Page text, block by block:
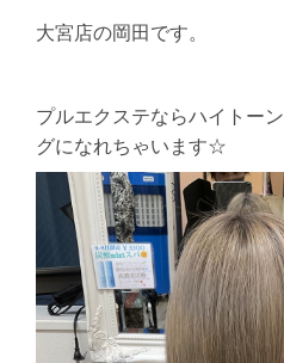
大宮店の岡田です。
プルエクステならハイトー
グになれちゃいます☆